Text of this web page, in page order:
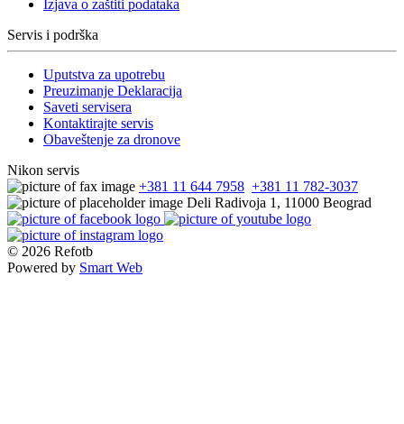
Izjava o zaštiti podataka
Servis i podrška
Uputstva za upotrebu
Preuzimanje Deklaracija
Saveti servisera
Kontaktirajte servis
Obaveštenje za dronove
Nikon servis
+381 11 644 7958 +381 11 782-3037
Deli Radivoja 1, 11000 Beograd
© 2026 Refotb
Powered by Smart Web